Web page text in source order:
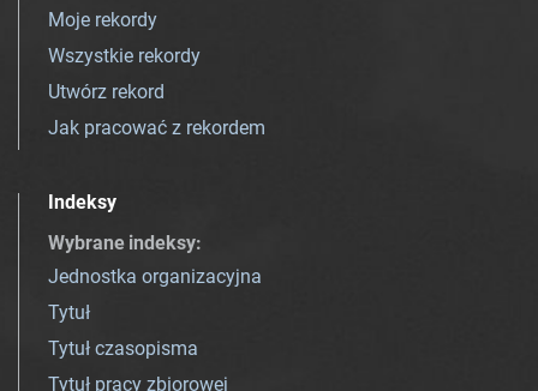
Moje rekordy
Wszystkie rekordy
Utwórz rekord
Jak pracować z rekordem
Indeksy
Wybrane indeksy:
Jednostka organizacyjna
Tytuł
Tytuł czasopisma
Tytuł pracy zbiorowej